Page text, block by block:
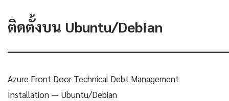
ติดตั้งบน Ubuntu/Debian
Azure Front Door Technical Debt Management
Installation — Ubuntu/Debian